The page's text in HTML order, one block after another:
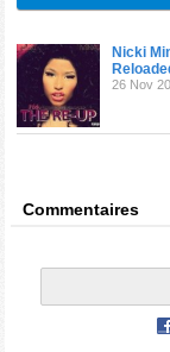
Nicki
26 Nov
Commentaires